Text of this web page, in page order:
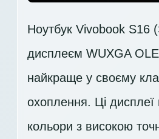
Ноутбук Vivobook S16
дисплеєм WUXGA
найкраще у своєму
охоплення. Ці дисплеї
кольори з високою